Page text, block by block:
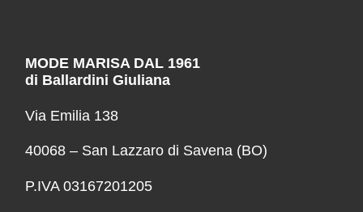
MODE MARISA DAL 1961
di Ballardini Giuliana
Via Emilia 138
40068 – San Lazzaro di Savena (BO)
P.IVA 03167201205